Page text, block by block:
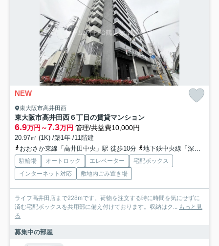
NEW
東大阪市高井田西
東大阪市高井田西６丁目の賃貸マンション
6.9万円～7.3万円 管理/共益費10,000円
20.97㎡ (1K) /築1年 /11階建
おおさか東線「高井田中央」駅 徒歩10分
地下鉄中央線「深江橋」駅 徒歩10分
駐輪場 オートロック エレベーター
宅配ボックス
インターネット対応
敷地内ごみ置き場
ライフ高井田店まで228mです。荷物を注文する時に時間を気にせずに
済む宅配ボックスを共用部に備え付けております。収納はク... もっと見
る
募集中の部屋